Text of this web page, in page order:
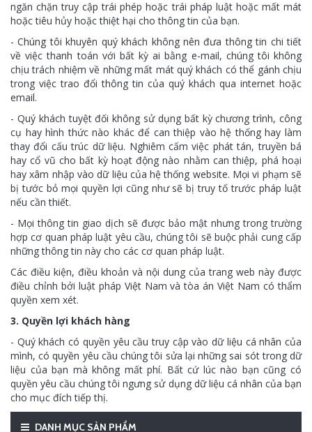
ngăn chặn truy cập trái phép hoặc trái pháp luật hoặc mất mát
hoặc tiêu hủy hoặc thiệt hại cho thông tin của bạn.
- Chúng tôi khuyên quý khách không nên đưa thông tin chi tiết
về việc thanh toán với bất kỳ ai bằng e-mail, chúng tôi không
chịu trách nhiệm về những mất mát quý khách có thể gánh chịu
trong việc trao đổi thông tin của quý khách qua internet hoặc
email.
- Quý khách tuyệt đối không sử dụng bất kỳ chương trình, công
cụ hay hình thức nào khác để can thiệp vào hệ thống hay làm
thay đổi cấu trúc dữ liệu. Nghiêm cấm việc phát tán, truyền bá
hay cổ vũ cho bất kỳ hoạt động nào nhằm can thiệp, phá hoại
hay xâm nhập vào dữ liệu của hệ thống website. Mọi vi phạm sẽ
bị tước bỏ mọi quyền lợi cũng như sẽ bị truy tố trước pháp luật
nếu cần thiết.
- Mọi thông tin giao dịch sẽ được bảo mật nhưng trong trường
hợp cơ quan pháp luật yêu cầu, chúng tôi sẽ buộc phải cung cấp
những thông tin này cho các cơ quan pháp luật.
Các điều kiện, điều khoản và nội dung của trang web này được
điều chỉnh bởi luật pháp Việt Nam và tòa án Việt Nam có thẩm
quyền xem xét.
3. Quyền lợi khách hàng
- Quý khách có quyền yêu cầu truy cập vào dữ liệu cá nhân của
mình, có quyền yêu cầu chúng tôi sửa lại những sai sót trong dữ
liệu của bạn mà không mất phí. Bất cứ lúc nào bạn cũng có
quyền yêu cầu chúng tôi ngưng sử dụng dữ liệu cá nhân của bạn
cho mục đích tiếp thị.
DANH MỤC SẢN PHẨM